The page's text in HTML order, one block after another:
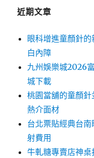
近期文章
眼科增進童顏針
白內障
九州娛樂城2026
城下載
桃園當舖的童顏
熱介面材
台北票貼經典台
射費用
牛軋糖專賣店神